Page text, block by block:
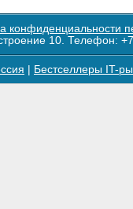
конфиденциальности
10. Телефон:
Бестселлеры IT-